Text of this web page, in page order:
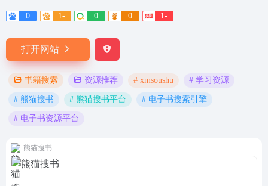
0 1- 0 0 1-
打开网站
书籍搜索 资源推荐 # xmsoushu # 学习资源
# 熊猫搜书 # 熊猫搜书平台 # 电子书搜索引擎
# 电子书资源平台
熊猫搜书